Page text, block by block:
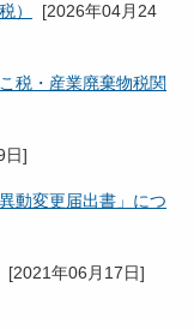
）
[2026年04月24
税・産業廃棄物税関
日]
動変更届出書」につ
[2021年06月17日]